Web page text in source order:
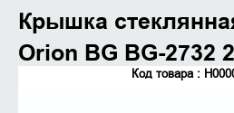
Крышка
Orion BG BG-2732
Код товара :